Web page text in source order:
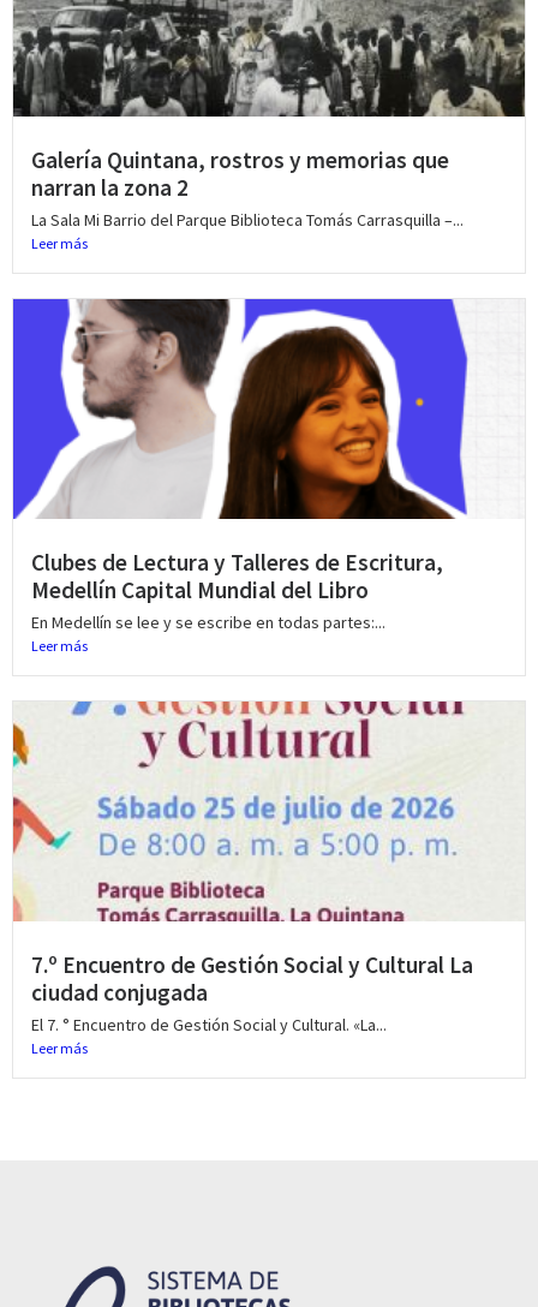
Galería Quintana, rostros y memorias que
narran la zona 2
La Sala Mi Barrio del Parque Biblioteca Tomás Carrasquilla –...
Leer más
Clubes de Lectura y Talleres de Escritura,
Medellín Capital Mundial del Libro
En Medellín se lee y se escribe en todas partes:...
Leer más
7.º Encuentro de Gestión Social y Cultural La
ciudad conjugada
El 7. ° Encuentro de Gestión Social y Cultural. «La...
Leer más